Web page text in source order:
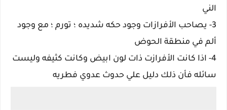
الني
3- يصاحب الأفرازات وجود حكه شديده ؛ تورم ؛ مع وجود
ألم في منطقة الحوض
4- اذا كانت الأفرازت ذات لون ابيض وكانت كثيفه وليست
سائله فأن ذلك دليل علي حدوث عدوي فطريه